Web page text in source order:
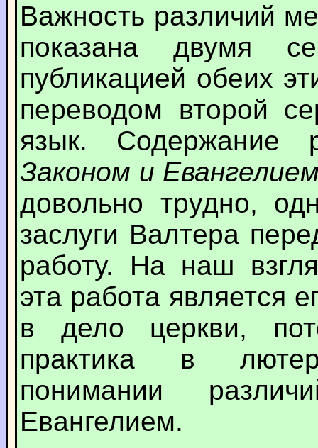
Важность различий
показана двумя
публикацией обеих
переводом второй
язык. Содержание
Законом и
довольно трудно,
заслуги Валтера
работу. На наш
эта работа является
в дело церкви,
практика в
понимании
Евангелием.